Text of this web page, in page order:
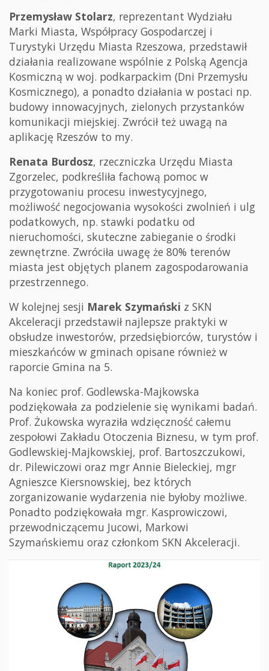
Przemysław Stolarz, reprezentant Wydziału
Marki Miasta, Współpracy Gospodarczej i
Turystyki Urzędu Miasta Rzeszowa, przedstawił
działania realizowane wspólnie z Polską Agencja
Kosmiczną w woj. podkarpackim (Dni Przemysłu
Kosmicznego), a ponadto działania w postaci np.
budowy innowacyjnych, zielonych przystanków
komunikacji miejskiej. Zwrócił też uwagą na
aplikację Rzeszów to my.
Renata Burdosz, rzeczniczka Urzędu Miasta
Zgorzelec, podkreśliła fachową pomoc w
przygotowaniu procesu inwestycyjnego,
możliwość negocjowania wysokości zwolnień i ulg
podatkowych, np. stawki podatku od
nieruchomości, skuteczne zabieganie o środki
zewnętrzne. Zwróciła uwagę że 80% terenów
miasta jest objętych planem zagospodarowania
przestrzennego.
W kolejnej sesji Marek Szymański z SKN
Akceleracji przedstawił najlepsze praktyki w
obsłudze inwestorów, przedsiębiorców, turystów i
mieszkańców w gminach opisane również w
raporcie Gmina na 5.
Na koniec prof. Godlewska-Majkowska
podziękowała za podzielenie się wynikami badań.
Prof. Żukowska wyraziła wdzięczność całemu
zespołowi Zakładu Otoczenia Biznesu, w tym prof.
Godlewskiej-Majkowskiej, prof. Bartoszczukowi,
dr. Pilewiczowi oraz mgr Annie Bieleckiej, mgr
Agnieszce Kiersnowskiej, bez których
zorganizowanie wydarzenia nie byłoby możliwe.
Ponadto podziękowała mgr. Kasprowiczowi,
przewodniczącemu Jucowi, Markowi
Szymańskiemu oraz członkom SKN Akceleracji.